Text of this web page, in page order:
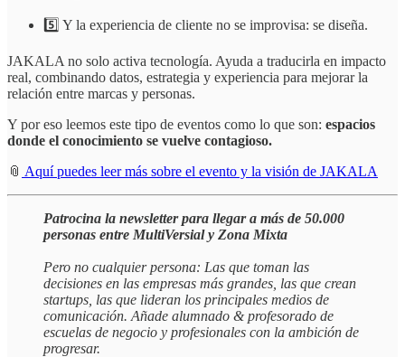
5️⃣ Y la experiencia de cliente no se improvisa: se diseña.
JAKALA no solo activa tecnología. Ayuda a traducirla en impacto
real, combinando datos, estrategia y experiencia para mejorar la
relación entre marcas y personas.
Y por eso leemos este tipo de eventos como lo que son: espacios
donde el conocimiento se vuelve contagioso.
📎 Aquí puedes leer más sobre el evento y la visión de JAKALA
Patrocina la newsletter para llegar a más de 50.000
personas entre MultiVersial y Zona Mixta
Pero no cualquier persona: Las que toman las
decisiones en las empresas más grandes, las que crean
startups, las que lideran los principales medios de
comunicación. Añade alumnado & profesorado de
escuelas de negocio y profesionales con la ambición de
progresar.